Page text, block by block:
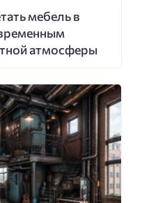
мебель в
атмосферы